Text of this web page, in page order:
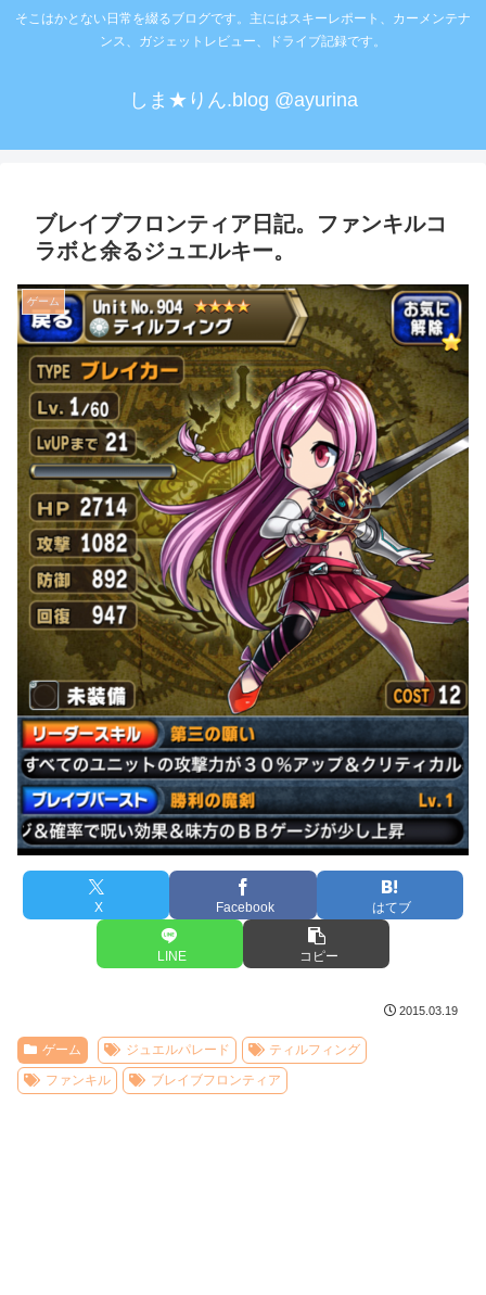
そこはかとない日常を綴るブログです。主にはスキーレポート、カーメンテナ
ンス、ガジェットレビュー、ドライブ記録です。
しま★りん.blog @ayurina
ブレイブフロンティア日記。ファンキルコ
ラボと余るジュエルキー。
ゲーム
X Facebook はてブ
LINE コピー
2015.03.19
ゲーム ジュエルパレード
ティルフィング
ファンキル
ブレイブフロンティア